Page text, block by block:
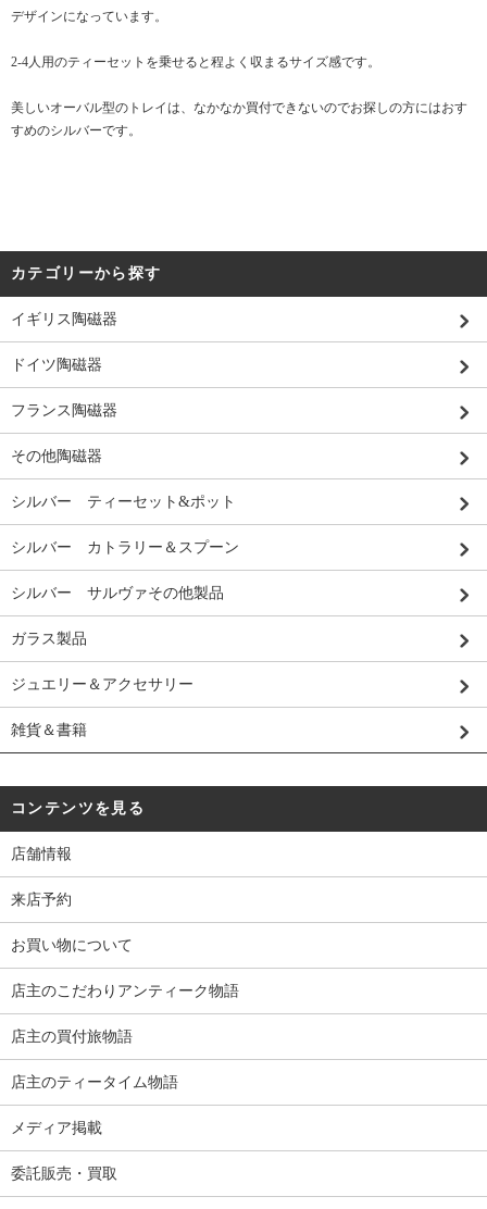
デザインになっています。
2-4人用のティーセットを乗せると程よく収まるサイズ感です。
美しいオーバル型のトレイは、なかなか買付できないのでお探しの方にはおす
すめのシルバーです。
カテゴリーから探す
イギリス陶磁器
ドイツ陶磁器
フランス陶磁器
その他陶磁器
シルバー ティーセット&ポット
シルバー カトラリー＆スプーン
シルバー サルヴァその他製品
ガラス製品
ジュエリー＆アクセサリー
雑貨＆書籍
コンテンツを見る
店舗情報
来店予約
お買い物について
店主のこだわりアンティーク物語
店主の買付旅物語
店主のティータイム物語
メディア掲載
委託販売・買取